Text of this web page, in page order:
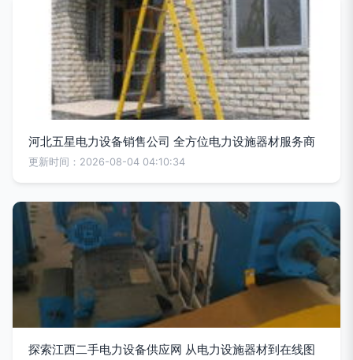
河北五星电力设备销售公司 全方位电力设施器材服务商
更新时间：2026-08-04 04:10:34
探索江西二手电力设备供应网 从电力设施器材到在线图